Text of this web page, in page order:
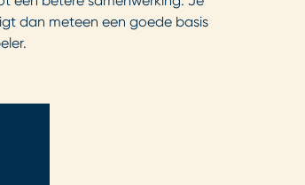
dan meteen een goede basis